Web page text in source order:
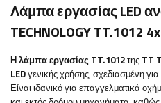
Λάμπα εργασίας LED
TECHNOLOGY TT.1012
Η λάμπα εργασίας TT.1012της TT
LEDγενικής χρήσης, σχεδιασμένη
Είναι ιδανικό για επαγγελματικά